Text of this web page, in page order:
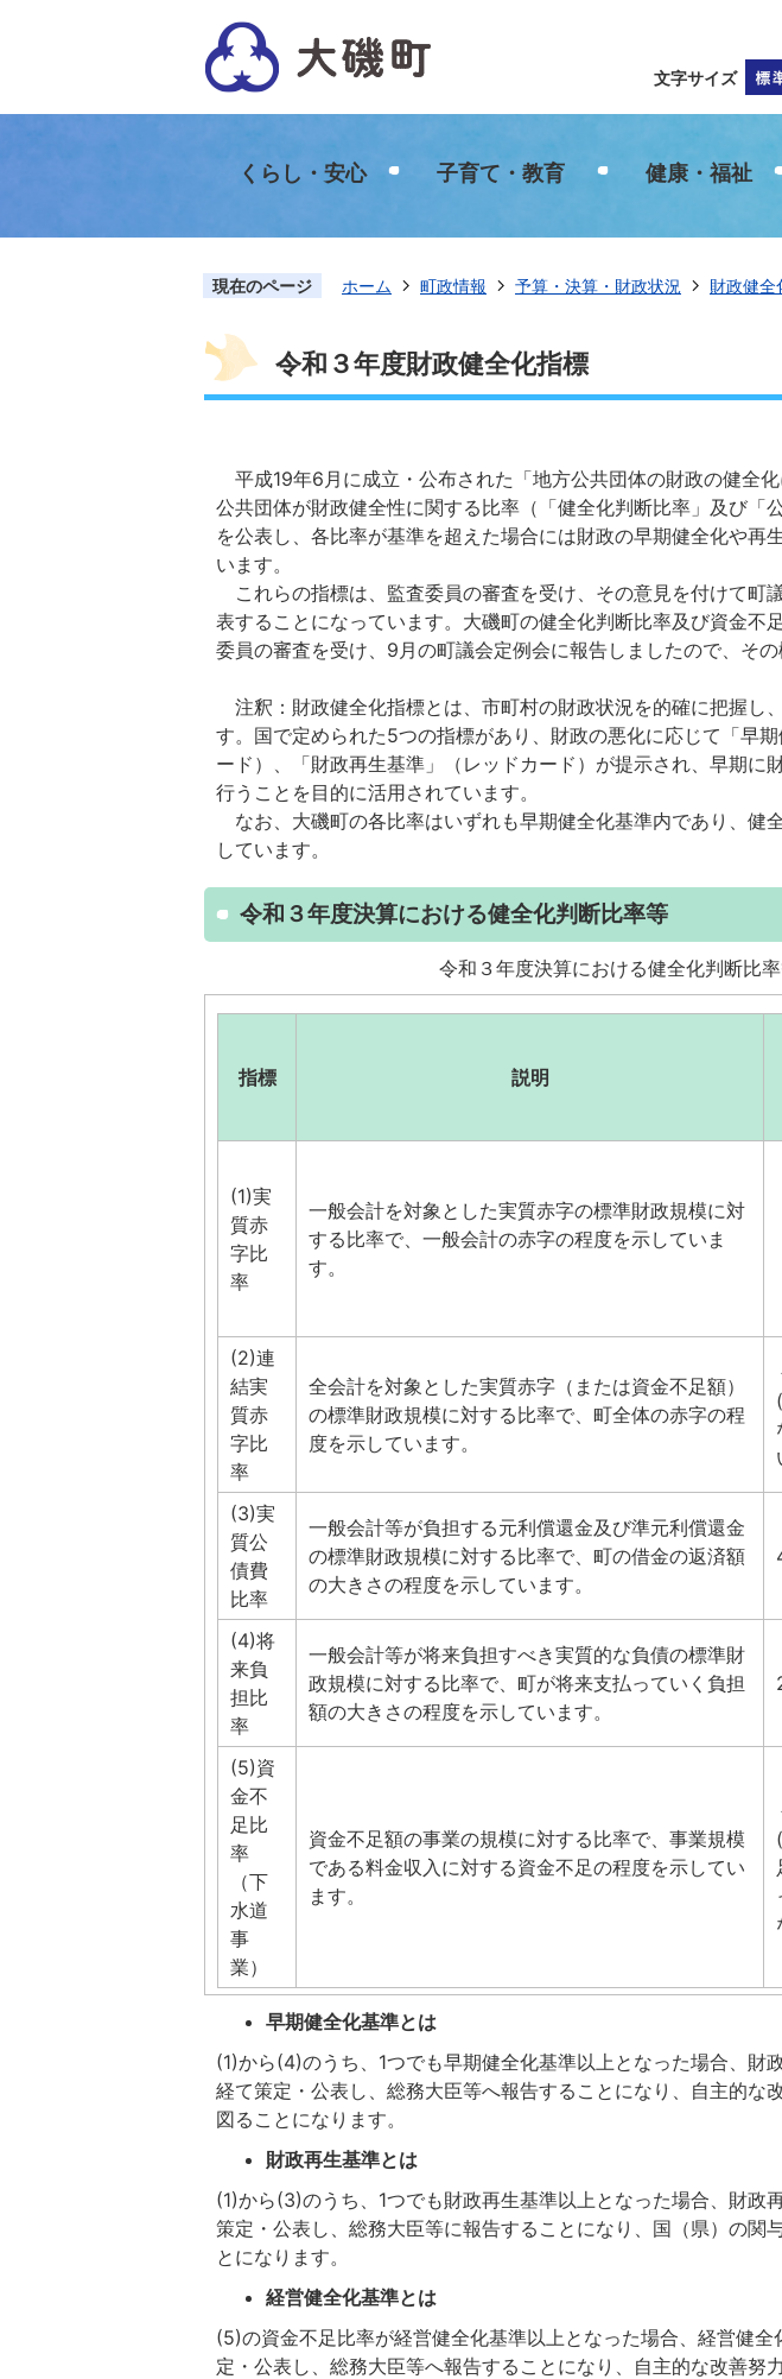
文字サイズ
くらし・安心 子育て・教育 健康・福祉
現在のページ ホーム 町政情報 予算・決算・財政状況 財政健全
令和３年度財政健全化指標
平成19年6月に成立・公布された「地方公共団体の財政の健全
公共団体が財政健全性に関する比率（「健全化判断比率」及び「
を公表し、各比率が基準を超えた場合には財政の早期健全化や再
います。
これらの指標は、監査委員の審査を受け、その意見を付けて町
表することになっています。大磯町の健全化判断比率及び資金不
委員の審査を受け、9月の町議会定例会に報告しましたので、その
注釈：財政健全化指標とは、市町村の財政状況を的確に把握し
す。国で定められた5つの指標があり、財政の悪化に応じて「早
ード）、「財政再生基準」（レッドカード）が提示され、早期に
行うことを目的に活用されています。
なお、大磯町の各比率はいずれも早期健全化基準内であり、健
しています。
令和３年度決算における健全化判断比率等
令和３年度決算における健全化判断比
指標 説明
(1)実
質赤
字比
率
一般会計を対象とした実質赤字の標準財政規模に対
する比率で、一般会計の赤字の程度を示していま
す。
(2)連
結実
質赤
字比
率
全会計を対象とした実質赤字（または資金不足額）
の標準財政規模に対する比率で、町全体の赤字の程
度を示しています。
(3)実
質公
債費
比率
一般会計等が負担する元利償還金及び準元利償還金
の標準財政規模に対する比率で、町の借金の返済額
の大きさの程度を示しています。
(4)将
来負
担比
率
一般会計等が将来負担すべき実質的な負債の標準財
政規模に対する比率で、町が将来支払っていく負担
額の大きさの程度を示しています。
(5)資
金不
足比
率
（下
水道
事
業）
資金不足額の事業の規模に対する比率で、事業規模
である料金収入に対する資金不足の程度を示してい
ます。
早期健全化基準とは
(1)から(4)のうち、1つでも早期健全化基準以上となった場合、財
経て策定・公表し、総務大臣等へ報告することになり、自主的な
図ることになります。
財政再生基準とは
(1)から(3)のうち、1つでも財政再生基準以上となった場合、財政
策定・公表し、総務大臣等に報告することになり、国（県）の関
とになります。
経営健全化基準とは
(5)の資金不足比率が経営健全化基準以上となった場合、経営健
定・公表し、総務大臣等へ報告することになり、自主的な改善努